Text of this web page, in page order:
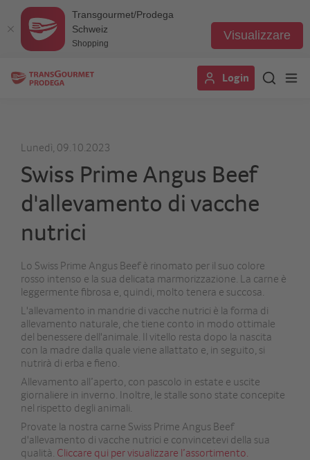
Transgourmet/Prodega
Schweiz
Shopping
Visualizzare
Login
Lunedì, 09.10.2023
Swiss Prime Angus Beef
d'allevamento di vacche
nutrici
Lo Swiss Prime Angus Beef è rinomato per il suo colore
rosso intenso e la sua delicata marmorizzazione. La carne è
leggermente fibrosa e, quindi, molto tenera e succosa.
L'allevamento in mandrie di vacche nutrici è la forma di
allevamento naturale, che tiene conto in modo ottimale
del benessere dell'animale. Il vitello resta dopo la nascita
con la madre dalla quale viene allattato e, in seguito, si
nutrirà di erba e fieno.
Allevamento all’aperto, con pascolo in estate e uscite
giornaliere in inverno. Inoltre, le stalle sono state concepite
nel rispetto degli animali.
Provate la nostra carne Swiss Prime Angus Beef
d'allevamento di vacche nutrici e convincetevi della sua
qualità. Cliccare qui per visualizzare l’assortimento.